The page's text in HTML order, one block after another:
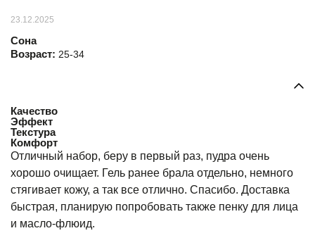
23.12.2025
Сона
Возраст: 25-34
Качество
Эффект
Текстура
Комфорт
Отличный набор, беру в первый раз, пудра очень
хорошо очищает. Гель ранее брала отдельно, немного
стягивает кожу, а так все отлично. Спасибо. Доставка
быстрая, планирую попробовать также пенку для лица
и масло-флюид.